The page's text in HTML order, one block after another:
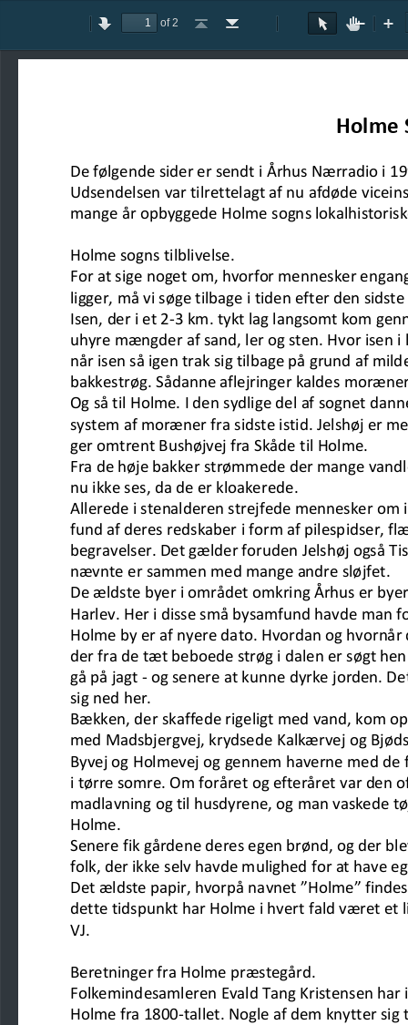
PreviousNext
of 2
Go
Go
Rotate
RotateText
HandZoom
Holme
De følgende sider er sendt i Århus Nærradio i
Udsendelsen var tilrettelagt af nu afdøde
mange år opbyggede Holme sogns
Holme sogns tilblivelse.
For at sige noget om, hvorfor mennesker
ligger, må vi søge tilbage i tiden efter den
Isen, der i et 2-3 km. tykt lag langsomt kom g
uhyre mængder af sand, ler og sten. Hvor isen
når isen så igen trak sig tilbage på grund af
bakkestrøg. Sådanne aflejringer kaldes
Og så til Holme. I den sydlige del af sognet
system af moræner fra sidste istid. Jelshøj er
ger omtrent Bushøjvej fra Skåde til Holme.
Fra de høje bakker strømmede der mange
nu ikke ses, da de er kloakerede.
Allerede i stenalderen strejfede mennesker om
fund af deres redskaber i form af pilespidser,
begravelser. Det gælder foruden Jelshøj også
nævnte er sammen med mange andre sløjfet.
De ældste byer i området omkring Århus er
Harlev. Her i disse små bysamfund havde man
Holme by er af nyere dato. Hvordan og hvornår
der fra de tæt beboede strøg i dalen er søgt
gå på jagt - og senere at kunne dyrke jorden.
sig ned her.
Bækken, der skaffede rigeligt med vand, kom
med Madsbjergvej, krydsede Kalkærvej og
Byvej og Holmevej og gennem haverne med de
i tørre somre. Om foråret og efteråret var den
madlavning og til husdyrene, og man vaskede
Holme.
Senere fik gårdene deres egen brønd, og der
folk, der ikke selv havde mulighed for at have
Det ældste papir, hvorpå navnet ”Holme”
dette tidspunkt har Holme i hvert fald været et
VJ.
Beretninger fra Holme præstegård.
Folkemindesamleren Evald Tang Kristensen har
Holme fra 1800-tallet. Nogle af dem knytter